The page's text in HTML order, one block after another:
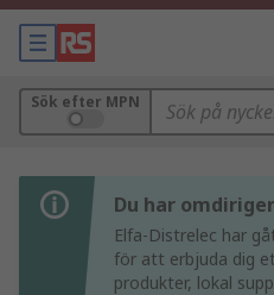
Sök efter MPN
Du har
Elfa-Distrelec har
för att erbjuda dig
produkter, lokal